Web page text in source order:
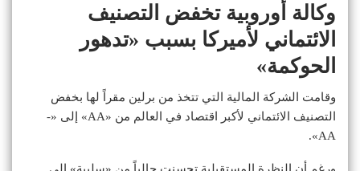
وكالة أوروبية تخفض التصنيف
الائتماني لأميركا بسبب «تدهور
الحوكمة»
وقامت الشركة المالية التي تتخذ من برلين مقراً لها بخفض
التصنيف الائتماني لأكبر اقتصاد في العالم من «AA» إلى «-
AA».